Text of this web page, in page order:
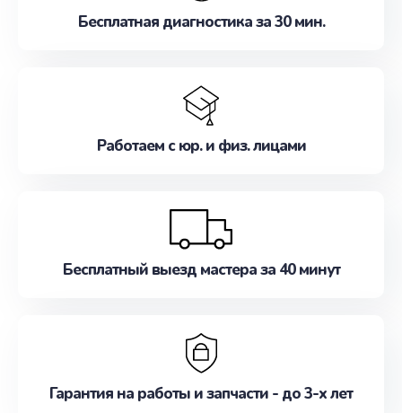
Бесплатная диагностика за 30 мин.
Работаем с юр. и физ. лицами
Бесплатный выезд мастера за 40 минут
Гарантия на работы и запчасти - до 3-х лет